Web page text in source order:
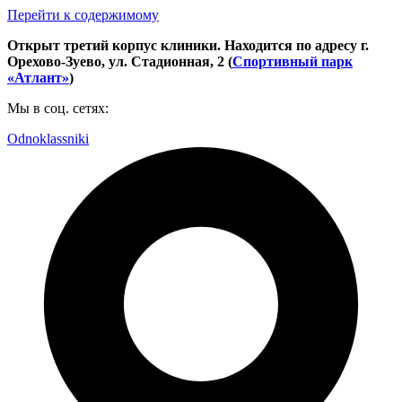
Перейти к содержимому
Открыт третий корпус клиники. Находится по адресу г.
Орехово-Зуево, ул. Стадионная, 2 (Спортивный парк
«Атлант»)
Мы в соц. сетях:
Odnoklassniki